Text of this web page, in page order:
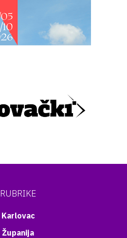
RUBRIKE
Karlovac
Županija